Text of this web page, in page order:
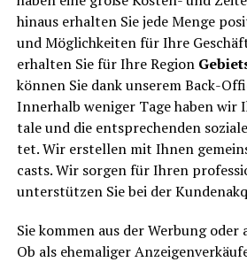
hin­aus erhal­ten Sie jede Men­ge
und Mög­lich­kei­ten für Ihre
erhal­ten Sie für Ihre Regi­on
kön­nen Sie dank unse­rem Back-
Inner­halb weni­ger Tage haben
ta­le und die ent­spre­chen­den
tet. Wir erstel­len mit Ihnen
casts. Wir sor­gen für Ihren
unter­stüt­zen Sie bei der
Sie kom­men aus der Wer­bung oder
Ob als ehe­ma­li­ger